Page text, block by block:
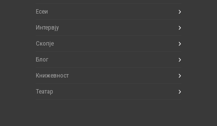
Есеи
Интервју
Скопје
Блог
Книжевност
Театар